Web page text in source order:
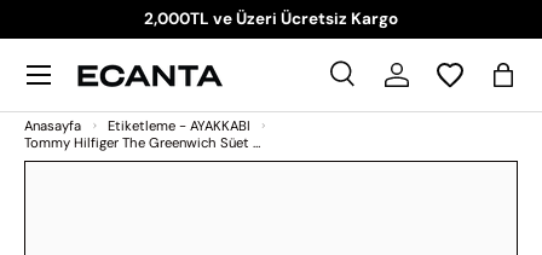
İçeriği atla
2,000TL ve Üzeri Ücretsiz Kargo
Ara
Ara
Ara Giriş Yap
Menü
Anasayfa
Etiketleme - AYAKKABI
Tommy Hilfiger The Greenwich Süet Sneaker Newsprint